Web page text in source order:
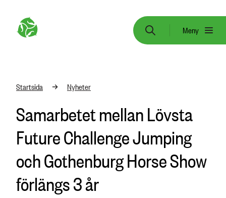
Meny
Startsida Nyheter
Samarbetet mellan Lövsta
Future Challenge Jumping
och Gothenburg Horse Show
förlängs 3 år